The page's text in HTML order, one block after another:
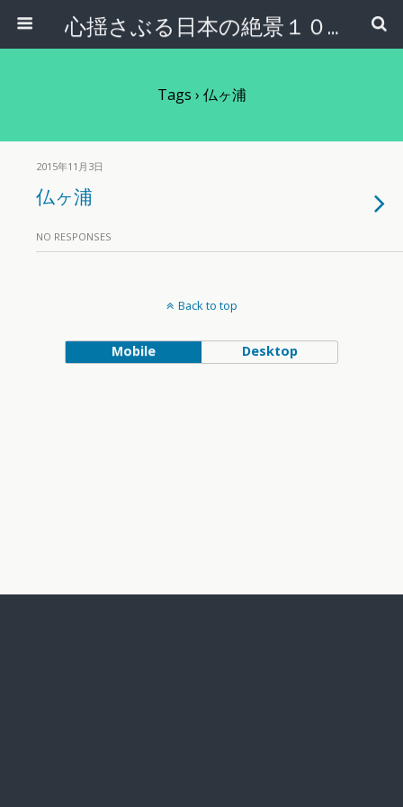
心揺さぶる日本の絶景１００選
Tags › 仏ヶ浦
2015年11月3日
仏ヶ浦
NO RESPONSES
Back to top
Mobile Desktop